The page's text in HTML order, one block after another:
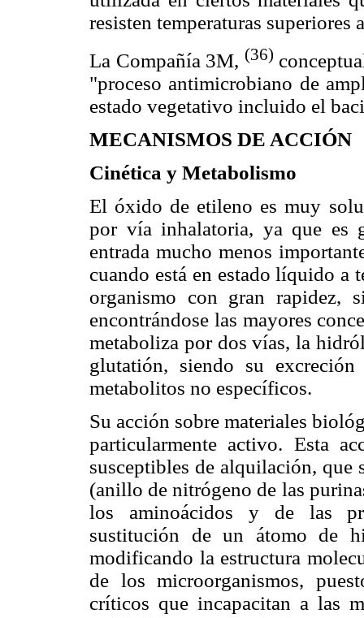
resisten temperaturas superiores
La Compañía 3M, (36)
"proceso antimicrobiano de
estado vegetativo incluido el
MECANISMOS DE ACCIÓN
Cinética y Metabolismo
El óxido de etileno es muy
por vía inhalatoria, ya que es
entrada mucho menos
cuando está en estado líquido a
organismo con gran rapidez,
encontrándose las mayores
metaboliza por dos vías, la
glutatión, siendo su
metabolitos no específicos.
Su acción sobre materiales
particularmente activo. Esta
susceptibles de alquilación, que
(anillo de nitrógeno de las
los aminoácidos y de las
sustitución de un átomo de
modificando la estructura
de los microorganismos,
críticos que incapacitan a las